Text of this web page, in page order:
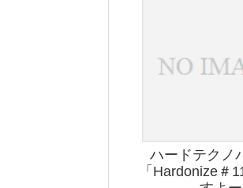
ハードテクノ
「Hardonize＃